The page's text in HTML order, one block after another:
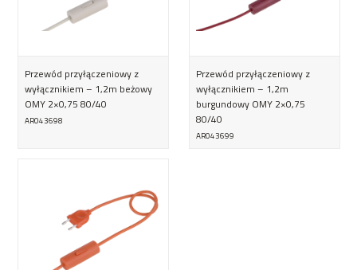
Przewód przyłączeniowy z
wyłącznikiem – 1,2m beżowy
OMY 2×0,75 80/40
AR043698
Przewód przyłączeniowy z
wyłącznikiem – 1,2m
burgundowy OMY 2×0,75
80/40
AR043699